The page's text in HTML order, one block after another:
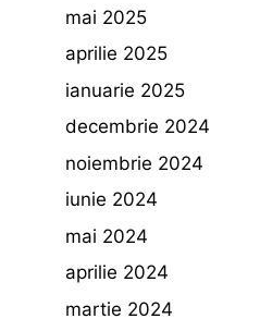
mai 2025
aprilie 2025
ianuarie 2025
decembrie 2024
noiembrie 2024
iunie 2024
mai 2024
aprilie 2024
martie 2024